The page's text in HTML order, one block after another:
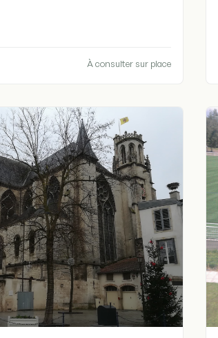
À consulter sur place